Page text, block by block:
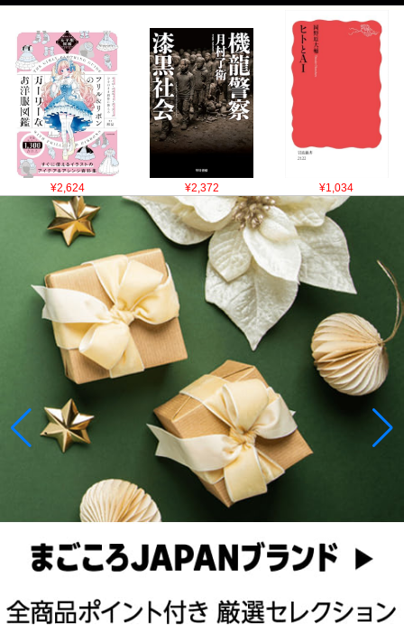
¥2,624 ¥2,372 ¥1,034